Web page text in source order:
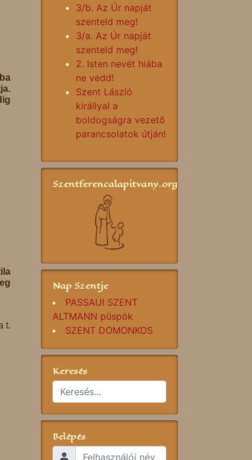
t.
3/b. Az Úr napját
szenteld meg!
3/a. Az Úr napját
szenteld meg!
2. Isten nevét hiába
ne vedd!
Szent László
királlyal a
boldogságra vezető
parancsolatok útján!
Szentferencalapitvany.org
Nap Szentje
PASSAUI SZENT
ALTMANN püspök
SZENT DOMONKOS
Keresés
Belépés